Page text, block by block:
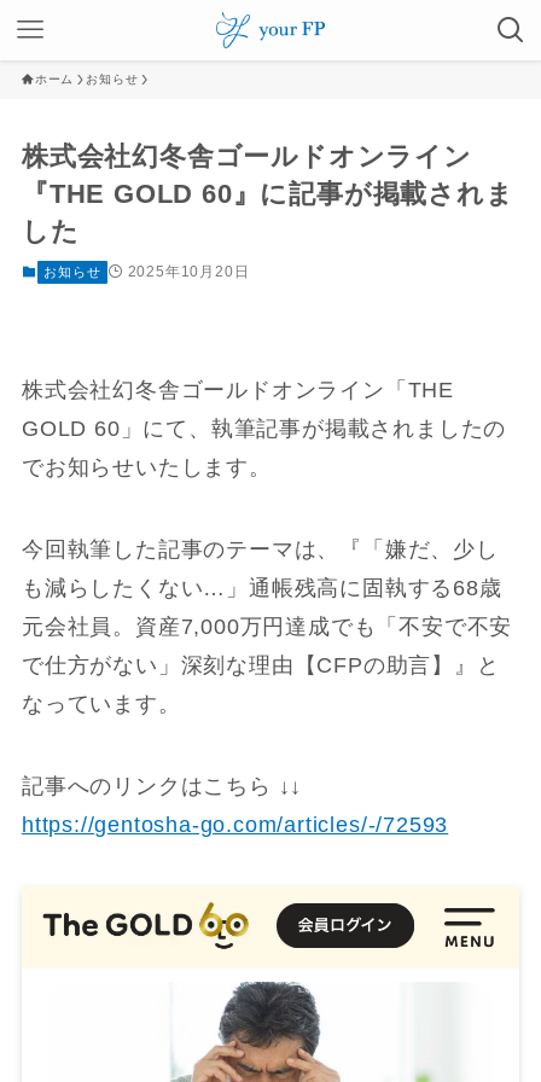
ホーム お知らせ
株式会社幻冬舎ゴールドオンライン
『THE GOLD 60』に記事が掲載されま
した
お知らせ 2025年10月20日
株式会社幻冬舎ゴールドオンライン「THE
GOLD 60」にて、執筆記事が掲載されましたの
でお知らせいたします。
今回執筆した記事のテーマは、『「嫌だ、少し
も減らしたくない…」通帳残高に固執する68歳
元会社員。資産7,000万円達成でも「不安で不安
で仕方がない」深刻な理由【CFPの助言】』と
なっています。
記事へのリンクはこちら ↓↓
https://gentosha-go.com/articles/-/72593